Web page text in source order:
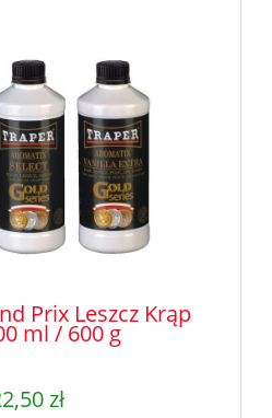
Prix Leszcz Krąp
ml / 600 g
zł